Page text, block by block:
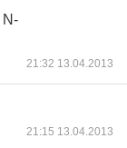
N-
21:32 13.04.2013
21:15 13.04.2013